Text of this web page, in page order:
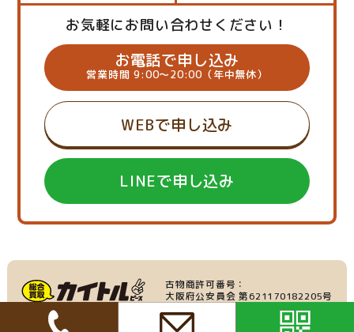
お気軽にお問い合わせください！
お電話で申し込み
営業時間 9:00～20:00（年中無休）
WEBで申し込み
LINEで申し込み
家具・家電の買取
古物商許可番号：
大阪府公安員会 第621170182205号
大阪府許可番号 第219695号